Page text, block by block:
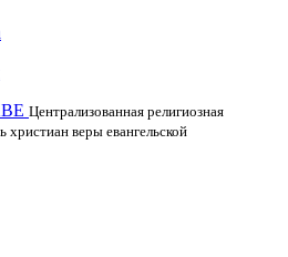
Централизованная религиозная
христиан веры евангельской